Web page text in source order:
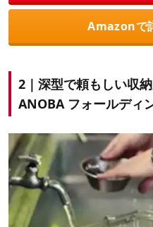
Amazonで
2｜深型で頼もしい収納
ANOBA フォールディ